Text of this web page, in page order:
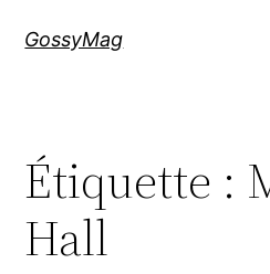
GossyMag
Étiquette :
Hall